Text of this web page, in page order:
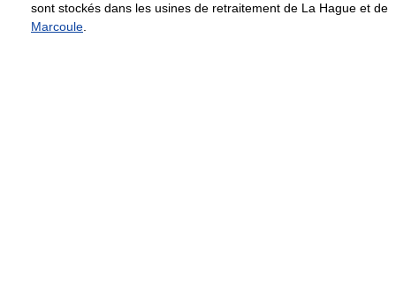
sont stockés dans les usines de retraitement de La Hague et de
Marcoule.